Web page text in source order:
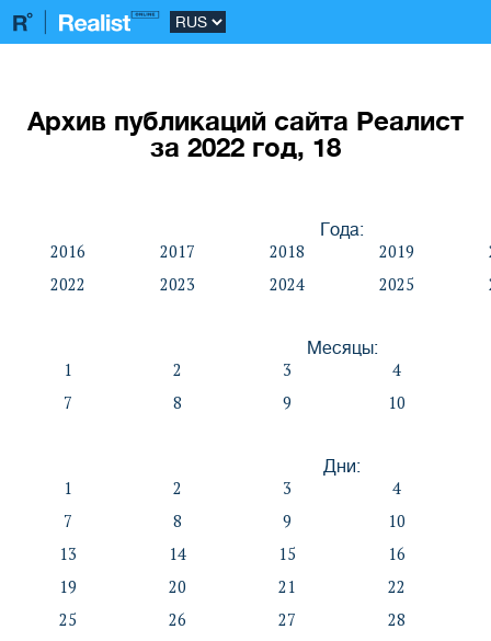
Архив публикаций сайта Реалист
за 2022 год, 18
Года:
2016 2017 2018 2019
2022
2023 2024 2025
Месяцы:
1 2 3
4
7
8 9 10
Дни:
1 2 3
4
7
8 9
10
13
14 15
16
19
20 21
22
25
26 27
28